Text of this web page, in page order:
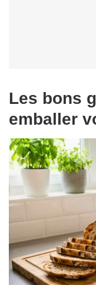
Les bons
emballer